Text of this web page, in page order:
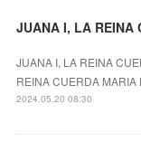
JUANA I, LA REINA
JUANA I, LA REINA
REINA CUERDA
2024.05.20 08:30